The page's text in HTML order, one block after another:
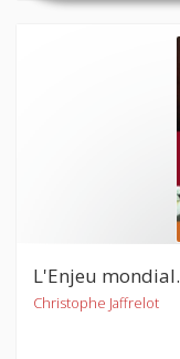
L'Enjeu
Christophe Jaffrelot